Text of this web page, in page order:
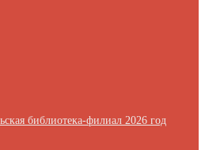
библиотека-филиал 2026 год